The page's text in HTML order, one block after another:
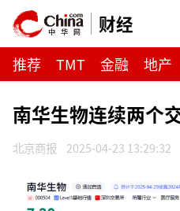
财经
推荐 TMT 金融 地产
南华生物连续两个
北京商报 2025-04-23 13:29:32